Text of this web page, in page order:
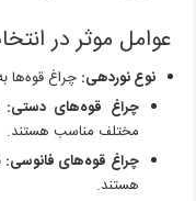
عوامل موثر در
نوع نوردهی: چراغ قوه‌ها
چراغ قوه‌های دستی:
مختلف مناسب هستند.
چراغ قوه‌های فانوسی:
هستند.